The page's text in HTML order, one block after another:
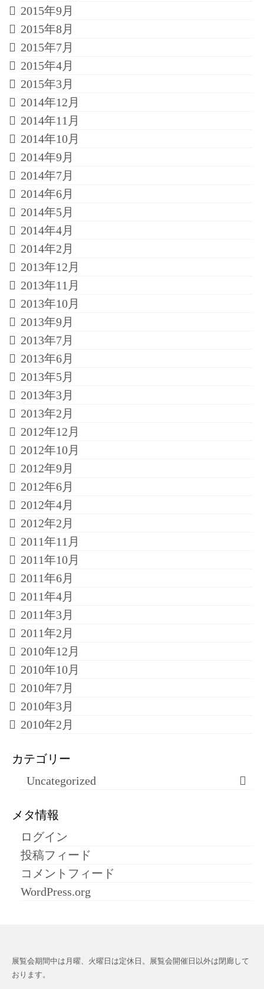
2015年9月
2015年8月
2015年7月
2015年4月
2015年3月
2014年12月
2014年11月
2014年10月
2014年9月
2014年7月
2014年6月
2014年5月
2014年4月
2014年2月
2013年12月
2013年11月
2013年10月
2013年9月
2013年7月
2013年6月
2013年5月
2013年3月
2013年2月
2012年12月
2012年10月
2012年9月
2012年6月
2012年4月
2012年2月
2011年11月
2011年10月
2011年6月
2011年4月
2011年3月
2011年2月
2010年12月
2010年10月
2010年7月
2010年3月
2010年2月
カテゴリー
Uncategorized
メタ情報
ログイン
投稿フィード
コメントフィード
WordPress.org
展覧会期間中は月曜、火曜日は定休日。展覧会開催日以外は閉廊して
おります。